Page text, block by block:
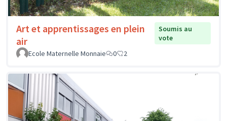
Art et apprentissages en plein
air
Soumis au
vote
Ecole Maternelle Monnaie
0 2